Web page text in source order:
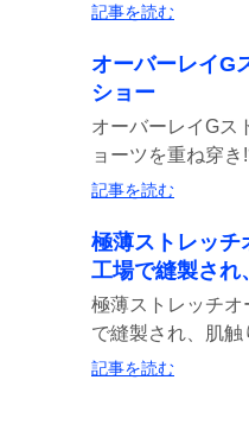
記事を読む
オーバーレイ
ショー
オーバーレイGス
ョーツを重ね穿
記事を読む
極薄ストレッ
工場で縫製され
極薄ストレッチ
で縫製され、肌
記事を読む